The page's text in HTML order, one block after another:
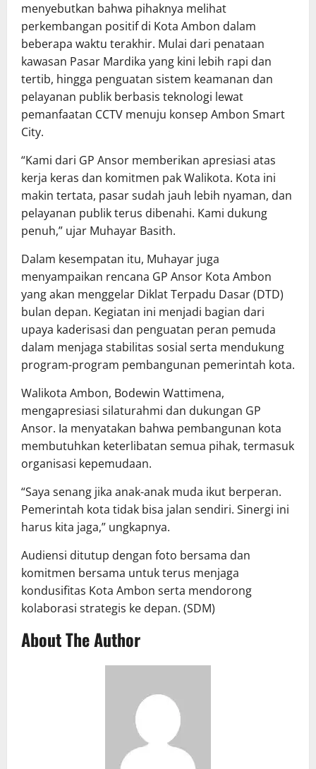
menyebutkan bahwa pihaknya melihat
perkembangan positif di Kota Ambon dalam
beberapa waktu terakhir. Mulai dari penataan
kawasan Pasar Mardika yang kini lebih rapi dan
tertib, hingga penguatan sistem keamanan dan
pelayanan publik berbasis teknologi lewat
pemanfaatan CCTV menuju konsep Ambon Smart
City.
“Kami dari GP Ansor memberikan apresiasi atas
kerja keras dan komitmen pak Walikota. Kota ini
makin tertata, pasar sudah jauh lebih nyaman, dan
pelayanan publik terus dibenahi. Kami dukung
penuh,” ujar Muhayar Basith.
Dalam kesempatan itu, Muhayar juga
menyampaikan rencana GP Ansor Kota Ambon
yang akan menggelar Diklat Terpadu Dasar (DTD)
bulan depan. Kegiatan ini menjadi bagian dari
upaya kaderisasi dan penguatan peran pemuda
dalam menjaga stabilitas sosial serta mendukung
program-program pembangunan pemerintah kota.
Walikota Ambon, Bodewin Wattimena,
mengapresiasi silaturahmi dan dukungan GP
Ansor. Ia menyatakan bahwa pembangunan kota
membutuhkan keterlibatan semua pihak, termasuk
organisasi kepemudaan.
“Saya senang jika anak-anak muda ikut berperan.
Pemerintah kota tidak bisa jalan sendiri. Sinergi ini
harus kita jaga,” ungkapnya.
Audiensi ditutup dengan foto bersama dan
komitmen bersama untuk terus menjaga
kondusifitas Kota Ambon serta mendorong
kolaborasi strategis ke depan. (SDM)
About The Author